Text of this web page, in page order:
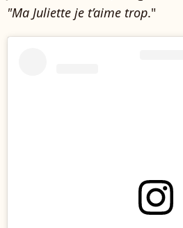
"Ma Juliette je t’aime trop."